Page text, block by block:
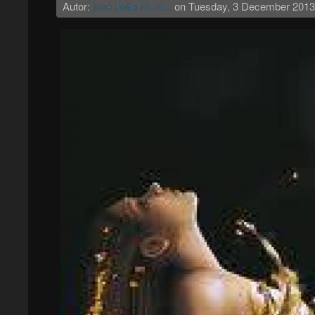
Autor: josé João Murti... on Tuesday, 3 December 2013